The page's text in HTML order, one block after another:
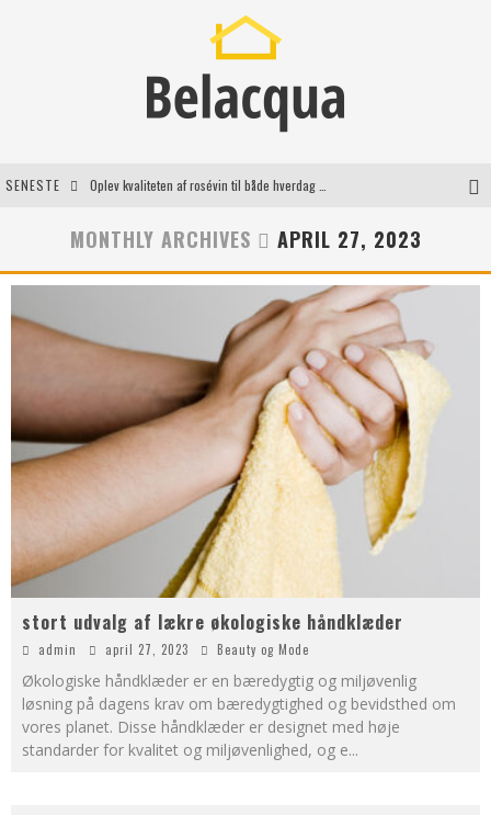
SENESTE
Vantinge Teknik: En Innovativ Løsning til Moderne Udfordringer
Find de bedste dame Vandresko til dit næste eventyr
Effektiv rydning af dødsbo i Gentofte
MONTHLY ARCHIVES APRIL 27, 2023
stort udvalg af lækre økologiske håndklæder
admin april 27, 2023 Beauty og Mode
Økologiske håndklæder er en bæredygtig og miljøvenlig
løsning på dagens krav om bæredygtighed og bevidsthed om
vores planet. Disse håndklæder er designet med høje
standarder for kvalitet og miljøvenlighed, og e...